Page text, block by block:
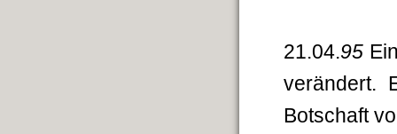
21.04.95
verändert.
Botschaft